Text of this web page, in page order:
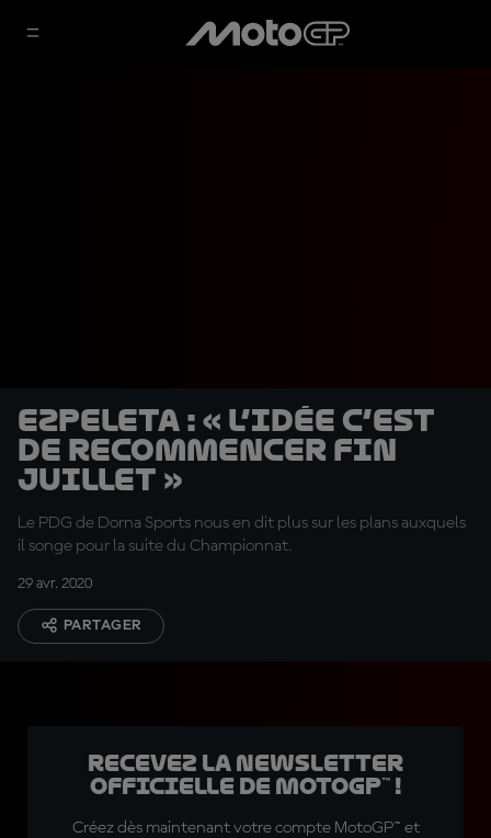
Ezpeleta : « L’idée c’est
de recommencer fin
juillet »
Le PDG de Dorna Sports nous en dit plus sur les plans auxquels
il songe pour la suite du Championnat.
29 avr. 2020
PARTAGER
Recevez la Newsletter
officielle de MotoGP™ !
Créez dès maintenant votre compte MotoGP™ et